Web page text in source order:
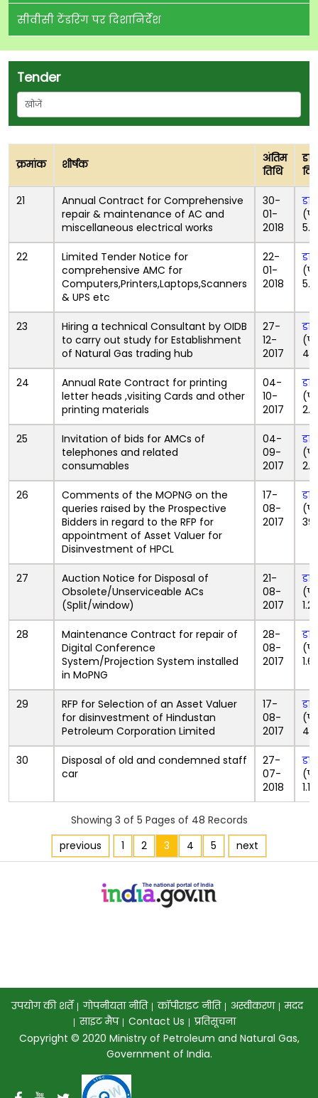
सीवीसी टेंडरिंग पर दिशानिर्देश
Tender
क्रमांक शीर्षक
अंतिम
तिथि
21
Annual Contract for Comprehensive
repair & maintenance of AC and
miscellaneous electrical works
30-
01-
2018
22
Limited Tender Notice for
comprehensive AMC for
Computers,Printers,Laptops,Scanners
& UPS etc
22-
01-
2018
23
Hiring a technical Consultant by OIDB
to carry out study for Establishment
of Natural Gas trading hub
27-
12-
2017
24
Annual Rate Contract for printing
letter heads ,visiting Cards and other
printing materials
04-
10-
2017
25
Invitation of bids for AMCs of
telephones and related
consumables
04-
09-
2017
26
Comments of the MOPNG on the
queries raised by the Prospective
Bidders in regard to the RFP for
appointment of Asset Valuer for
Disinvestment of HPCL
17-
08-
2017
27
Auction Notice for Disposal of
Obsolete/Unserviceable ACs
(Split/window)
21-
08-
2017
28
Maintenance Contract for repair of
Digital Conference
System/Projection System installed
in MoPNG
28-
08-
2017
29
RFP for Selection of an Asset Valuer
for disinvestment of Hindustan
Petroleum Corporation Limited
17-
08-
2017
30
Disposal of old and condemned staff
car
27-
07-
2018
Showing 3 of 5 Pages of 48 Records
previous
1 2 3 4 5 next
उपयोग की शर्तें गोपनीयता नीति कॉपीराइट नीति अस्वीकरण
मदद
साइट मैप
Contact Us
प्रतिसूचना
Copyright © 2020 Ministry of Petroleum and Natural Gas,
Government of India.